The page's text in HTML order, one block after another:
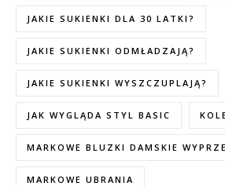
JAKIE SUKIENKI DLA 30 LATKI?
JAKIE SUKIENKI ODMŁADZAJĄ?
JAKIE SUKIENKI WYSZCZUPLAJĄ?
JAK WYGLĄDA STYL BASIC
MARKOWE BLUZKI DAMSKIE
MARKOWE UBRANIA